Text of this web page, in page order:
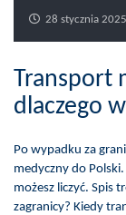
28 stycznia 2025
Transport
dlaczego
Po wypadku za
medyczny do
możesz liczyć. Spis
zagranicy? Kiedy